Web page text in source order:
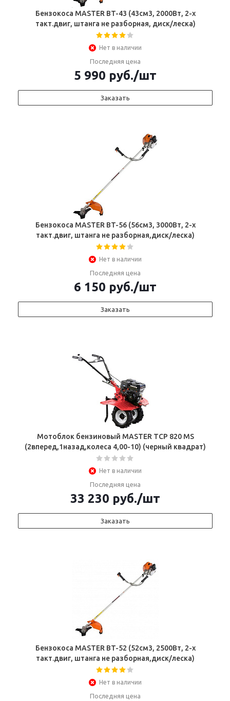
Бензокоса MASTER BT-43 (43см3, 2000Вт, 2-х
такт.двиг, штанга не разборная, диск/леска)
Нет в наличии
Последняя цена
5 990 руб./шт
Заказать
Бензокоса MASTER BT-56 (56см3, 3000Вт, 2-х
такт.двиг, штанга не разборная,диск/леска)
Нет в наличии
Последняя цена
6 150 руб./шт
Заказать
Мотоблок бензиновый MASTER ТСР 820 MS
(2вперед,1назад,колеса 4,00-10) (черный квадрат)
Нет в наличии
Последняя цена
33 230 руб./шт
Заказать
Бензокоса MASTER BT-52 (52см3, 2500Вт, 2-х
такт.двиг, штанга не разборная,диск/леска)
Нет в наличии
Последняя цена